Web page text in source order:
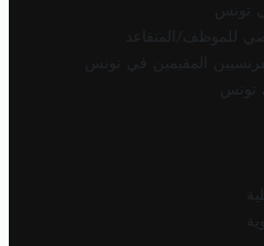
تونس
للموظف/المتقاعد
المقيمين في تونس
تونس